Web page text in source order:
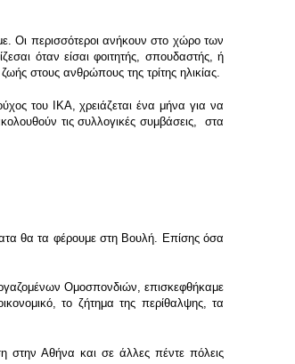
Οι περισσότεροι ανήκουν στο χώρο των
όταν είσαι φοιτητής, σπουδαστής, ή
στους ανθρώπους της τρίτης ηλικίας.
του ΙΚΑ, χρειάζεται ένα μήνα για να
τις συλλογικές συμβάσεις, στα
θα τα φέρουμε στη Βουλή. Επίσης όσα
Ομοσπονδιών, επισκεφθήκαμε
το ζήτημα της περίθαλψης, τα
στην Αθήνα και σε άλλες πέντε πόλεις